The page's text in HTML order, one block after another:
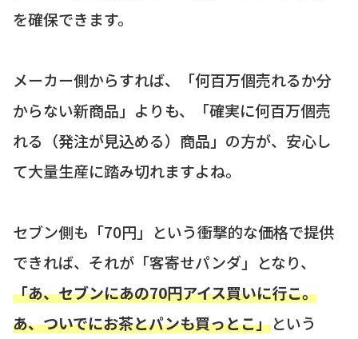
を確保できます。
メーカー側からすれば、「何百万個売れるか分
からない新商品」よりも、「確実に何百万個売
れる（発注が見込める）商品」の方が、安心し
て大量生産に踏み切れますよね。
セブン側も「70円」という衝撃的な価格で提供
できれば、それが「客寄せパンダ」となり、
「あ、セブンにあの70円アイス買いに行こ。
あ、ついでにお茶とパンも買っとこ」という